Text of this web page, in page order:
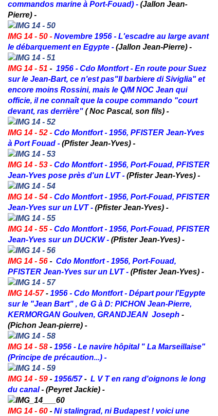
commandos marine à Port-Fouad) - (Jallon Jean-
Pierre) -
IMG 14 - 50 - Novembre 1956 - L'escadre au large avant
le débarquement en Egypte - (Jallon Jean-Pierre) -
IMG 14 - 51 - 1956 - Cdo Montfort - En route pour Suez
sur le Jean-Bart, ce n'est pas"Il barbiere di Siviglia" et
encore moins Rossini, mais le Q/M NOC Jean qui
officie, il ne connaît que la coupe commando "court
devant, ras derrière" ( Noc Pascal, son fils) -
IMG 14 - 52 - Cdo Montfort - 1956, PFISTER Jean-Yves
à Port Fouad - (Pfister Jean-Yves) -
IMG 14 - 53 - Cdo Montfort - 1956, Port-Fouad, PFISTER
Jean-Yves pose près d'un LVT - (Pfister Jean-Yves) -
IMG 14 - 54 - Cdo Montfort - 1956, Port-Fouad, PFISTER
Jean-Yves sur un LVT - (Pfister Jean-Yves) -
IMG 14 - 55 - Cdo Montfort - 1956, Port-Fouad, PFISTER
Jean-Yves sur un DUCKW - (Pfister Jean-Yves) -
IMG 14 - 56 - Cdo Montfort - 1956, Port-Fouad,
PFISTER Jean-Yves sur un LVT - (Pfister Jean-Yves) -
IMG 14-57- 1956 - Cdo Montfort - Départ pour l'Egypte
sur le "Jean Bart" , de G à D: PICHON Jean-Pierre,
KERMORGAN Goulven, GRANDJEAN Joseph -
(Pichon Jean-pierre) -
IMG 14 - 58 - 1956 - Le navire hôpital " La Marseillaise"
(Principe de précaution...) -
IMG 14 - 59 - 1956/57- L V T en rang d'oignons le long
du canal- (Peyret Jackie) -
IMG 14 - 60 - Ni stalingrad, ni Budapest ! voici une